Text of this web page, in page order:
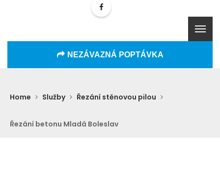
NEZÁVAZNÁ POPTÁVKA
Home Služby Řezání stěnovou pilou
Řezání betonu Mladá Boleslav